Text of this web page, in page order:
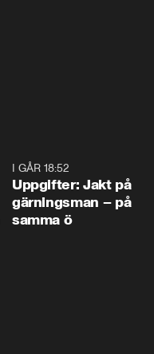
I GÅR 18:52
Uppgifter: Jakt på
gärningsman – på
samma ö